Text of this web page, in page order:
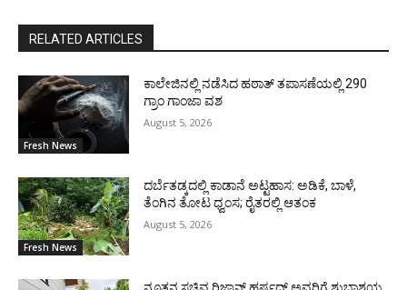
RELATED ARTICLES
Fresh News
ಕಾಲೇಜಿನಲ್ಲಿ ನಡೆಸಿದ ಹಠಾತ್ ತಪಾಸಣೆಯಲ್ಲಿ 290
ಗ್ರಾಂ ಗಾಂಜಾ ವಶ
August 5, 2026
Fresh News
ದರ್ಬೆತಡ್ಕದಲ್ಲಿ ಕಾಡಾನೆ ಅಟ್ಟಹಾಸ: ಅಡಿಕೆ, ಬಾಳೆ,
ತೆಂಗಿನ ತೋಟ ಧ್ವಂಸ; ರೈತರಲ್ಲಿ ಆತಂಕ
August 5, 2026
ನೂತನ ಸಚಿವ ರಿಜ್ವಾನ್ ಹರ್ಷದ್ ಅವರಿಗೆ ಶುಭಾಶಯ